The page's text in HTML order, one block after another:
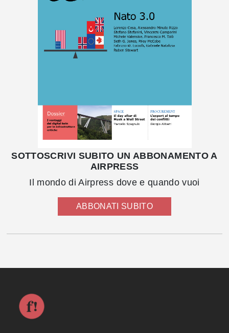
SOTTOSCRIVI SUBITO UN ABBONAMENTO A
AIRPRESS
Il mondo di Airpress dove e quando vuoi
ABBONATI SUBITO